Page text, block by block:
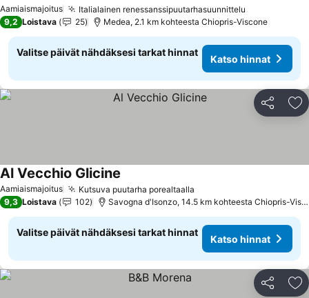
Aamiaismajoitus Italialainen renessanssipuutarhasuunnittelu
9,2 Loistava 25 Medea, 2.1 km kohteesta Chiopris-Viscone
Valitse päivät nähdäksesi tarkat hinnat
Katso hinnat
Jaa
Aamiaismajoitus Kutsuva puutarha porealtaalla
Al Vecchio Glicine
9,3 Loistava 102 Savogna d'Isonzo, 14.5 km kohteesta Chiopris-Viscone
Valitse päivät nähdäksesi tarkat hinnat
Katso hinnat
Jaa